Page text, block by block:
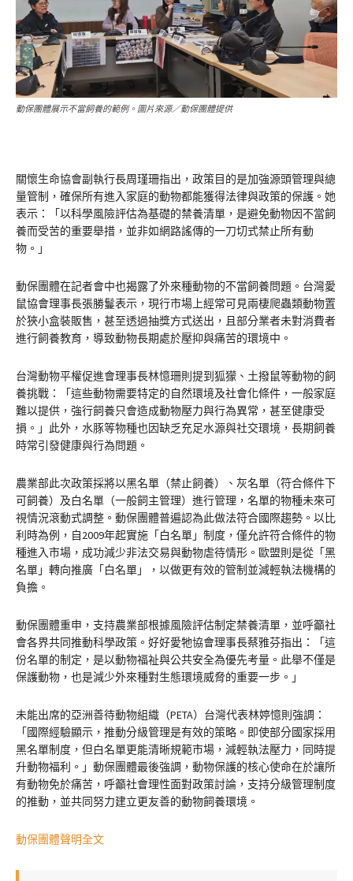
動保團體展示不當飼養的範例。圖片來源／動保團體提供
關懷生命協會副執行長周瑾珊指出，政策目的是加強源頭管理與總
量管制，確保所有進入家庭的動物都能獲得法律與政策的保護。她
表示：「以科學風險評估為基礎的禁養清單，是避免動物因不當飼
養而受苦的重要舉措，並非如網路謠傳的一刀切式禁止所有動
物。」
動保團體在記者會中也揭露了外來種動物的不當飼養問題。台灣愛
鼠協會理事長張勝鬘表示，現行市場上經常可見兩棲爬蟲類動物置
於狹小盒裝販售，甚至透過抽獎方式送出，且部分業者未對消費者
進行飼養教育，導致動物長期處於壓抑與痛苦的環境中。
台灣動物平權促進會理事長林憶珊則提到狐獴、土撥鼠等動物的飼
養挑戰：「這些動物需要特定的自然環境及社會化條件，一般家庭
難以提供，強行飼養只會造成動物壓力與行為異常，甚至健康受
損。」此外，水豚等物種也因缺乏充足水源與社交環境，長期飼養
時常引發健康與行為問題。
農業部此次政策採將以黑名單（禁止飼養）、灰名單（符合條件下
可飼養）及白名單（一般飼主管理）進行管理，名單的物種未來可
視情況滾動式調整。動保團體普遍認為此做法符合國際趨勢。以比
利時為例，自2009年起實施「白名單」制度，僅允許符合條件的物
種進入市場，成功減少非法交易與動物虐待情形。歐盟則是從「黑
名單」轉向推廣「白名單」，以做更有效的管制並減輕執法機構的
負擔。
動保團體重申，支持農業部根據風險評估制定禁養清單，並呼籲社
會各界共同推動科學政策。好好愛牠協會理事長蔡雅芬指出：「這
份名單的制定，是以動物福祉與公共安全為優先考量。此舉不僅是
保護動物，也是減少外來種對生態環境威脅的重要一步。」
未能出席的亞洲善待動物組織（PETA）台灣代表林婷憶則強調：
「國際經驗顯示，推動分級管理是有效的策略。即使部分國家採用
黑名單制度，但白名單更能清晰規範市場，減輕執法壓力，同時提
升動物福利。」動保團體最後強調，動物保護的核心使命在於讓所
有動物免於痛苦，呼籲社會理性面對政策討論，支持分級管理制度
的推動，並共同努力建立更友善的動物飼養環境。
動保團體聲明全文